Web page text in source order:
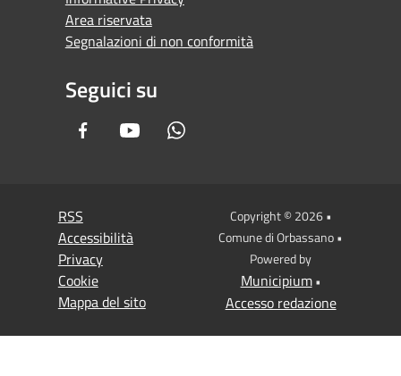
Area riservata
Segnalazioni di non conformità
Seguici su
FacebookYoutube
RSS
Accessibilità
Privacy
Cookie
Mappa del sito
Copyright © 2026 •
Comune di Orbassano •
Powered by
Municipium•
Accesso redazione